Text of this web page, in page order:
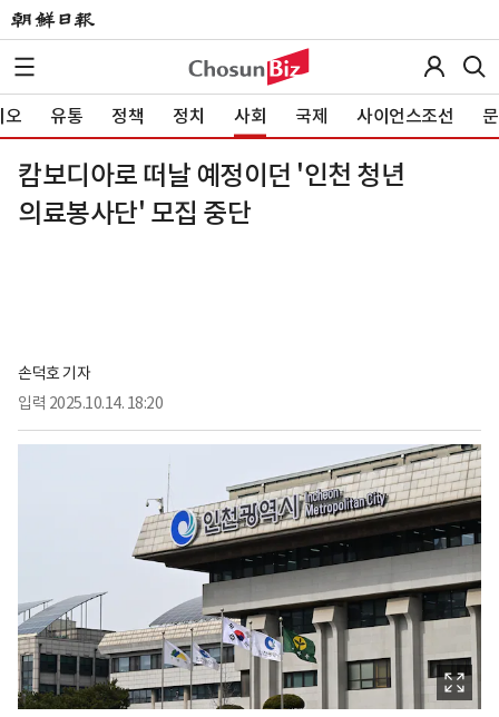
오 유통 정책 정치 사회 국제 사이언스조선
캄보디아로 떠날 예정이던 '인천 청년
의료봉사단' 모집 중단
손덕호 기자
입력 2025.10.14. 18:20